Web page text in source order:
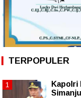
TERPOPULER
Kapolri